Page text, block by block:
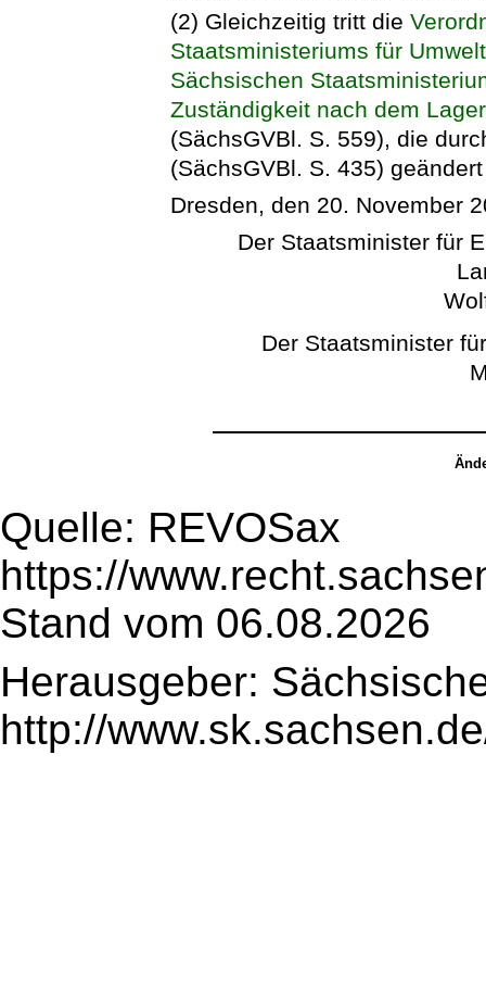
(2) Gleichzeitig tritt die
Staatsministeriums für
Sächsischen
Zuständigkeit nach dem
(SächsGVBl. S. 559), die
(SächsGVBl. S. 435)
Dresden, den 20. November
Der Staatsminister für
Der Staatsminister
Quelle: REVOSax
https://
Stand vom 06.08.2026
Herausgeber:
http://